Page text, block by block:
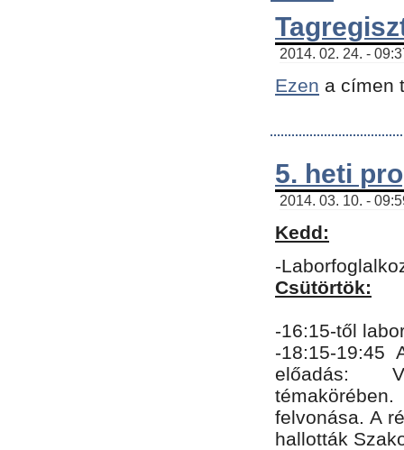
2014. 02. 24. -
Ezen a címen
5. heti
2014. 03. 10. -
Kedd:
-
Csütörtök:
-16:15-től
-18:15-19:45
előadás:
felvonása. A
hallották